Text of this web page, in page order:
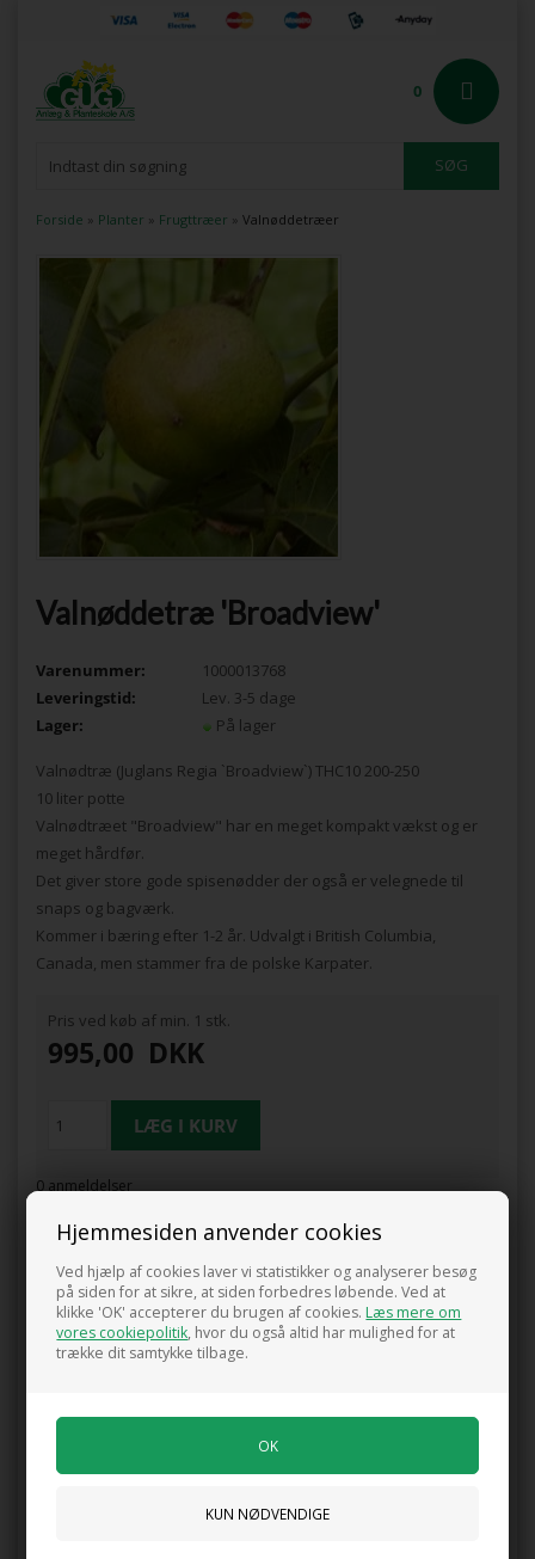
Hjemmesiden anvender cookies
Ved hjælp af cookies laver vi statistikker og analyserer besøg
på siden for at sikre, at siden forbedres løbende. Ved at
klikke 'OK' accepterer du brugen af cookies.Læs mere om
vores cookiepolitik, hvor du også altid har mulighed for at
trække dit samtykke tilbage.
0
Forside » Planter » Frugttræer » Valnøddetræer
Valnøddetræ 'Broadview'
Varenummer:
1000013768
Leveringstid:
Lev. 3-5 dage
Lager:
På lager
Valnødtræ (Juglans Regia `Broadview`) THC10 200-250
10 liter potte
Valnødtræet "Broadview" har en meget kompakt vækst og er
meget hårdfør.
Det giver store gode spisenødder der også er velegnede til
snaps og bagværk.
Kommer i bæring efter 1-2 år. Udvalgt i British Columbia,
Canada, men stammer fra de polske Karpater.
Pris ved køb af min. 1 stk.
995,00 DKK
0 anmeldelser
Tilføj anmeldelse
Produktet er endnu ikke anmeldt.Skriv en anmeldelse.
Kunder købte også